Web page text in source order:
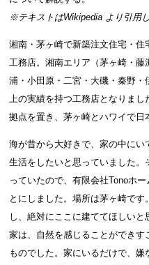
※テキストはWikipedia より引用
湘南・茅ヶ崎で新築注文住宅・住
工務店。湘南エリア（茅ヶ崎・
浦・小田原・二宮・大磯・秦野
上の実績を持つ工務店となりまし
拠点を置き、茅ヶ崎とハワイで日
海が昔から大好きで、家の中に
生活をしたいと思っていました
っていたので、有限会社Tonoホ
とにしました。場所は茅ヶ崎で
し、絶対にここに建ててほしい
家は、自然を感じることができ
ものでした。家にいるだけで、